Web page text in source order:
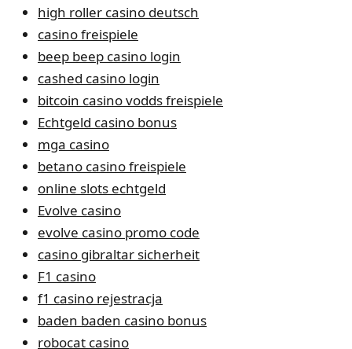
high roller casino deutsch
casino freispiele
beep beep casino login
cashed casino login
bitcoin casino vodds freispiele
Echtgeld casino bonus
mga casino
betano casino freispiele
online slots echtgeld
Evolve casino
evolve casino promo code
casino gibraltar sicherheit
F1 casino
f1 casino rejestracja
baden baden casino bonus
robocat casino